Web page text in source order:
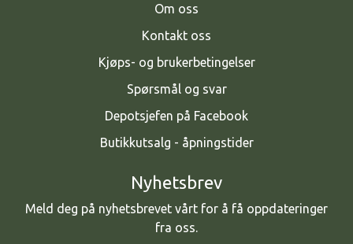
Om oss
Kontakt oss
Kjøps- og brukerbetingelser
Spørsmål og svar
Depotsjefen på Facebook
Butikkutsalg - åpningstider
Nyhetsbrev
Meld deg på nyhetsbrevet vårt for å få oppdateringer
fra oss.